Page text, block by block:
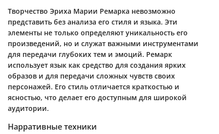
Творчество Эриха Марии Ремарка невозможно
представить без анализа его стиля и языка. Эти
элементы не только определяют уникальность его
произведений, но и служат важными инструментами
для передачи глубоких тем и эмоций. Ремарк
использует язык как средство для создания ярких
образов и для передачи сложных чувств своих
персонажей. Его стиль отличается краткостью и
ясностью, что делает его доступным для широкой
аудитории.
Нарративные техники